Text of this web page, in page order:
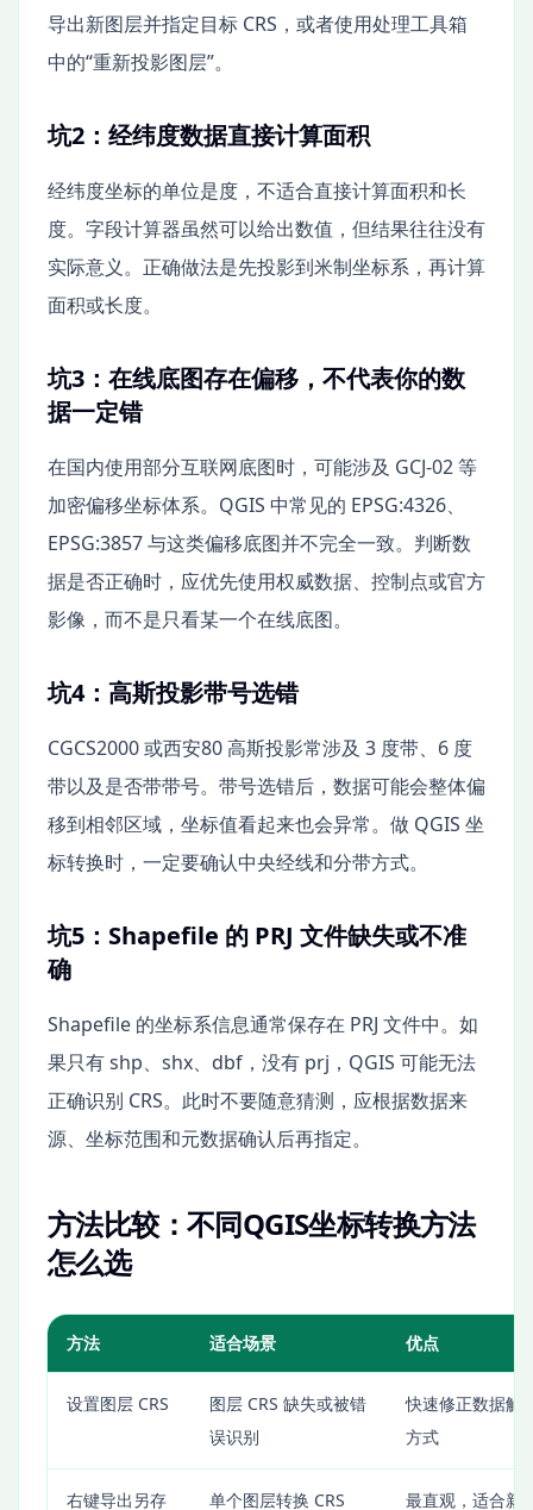
导出新图层并指定目标 CRS，或者使用处理工具箱
中的“重新投影图层”。
坑2：经纬度数据直接计算面积
经纬度坐标的单位是度，不适合直接计算面积和长
度。字段计算器虽然可以给出数值，但结果往往没有
实际意义。正确做法是先投影到米制坐标系，再计算
面积或长度。
坑3：在线底图存在偏移，不代表你的数
据一定错
在国内使用部分互联网底图时，可能涉及 GCJ-02 等
加密偏移坐标体系。QGIS 中常见的 EPSG:4326、
EPSG:3857 与这类偏移底图并不完全一致。判断数
据是否正确时，应优先使用权威数据、控制点或官方
影像，而不是只看某一个在线底图。
坑4：高斯投影带号选错
CGCS2000 或西安80 高斯投影常涉及 3 度带、6 度
带以及是否带带号。带号选错后，数据可能会整体偏
移到相邻区域，坐标值看起来也会异常。做 QGIS 坐
标转换时，一定要确认中央经线和分带方式。
坑5：Shapefile 的 PRJ 文件缺失或不准
确
Shapefile 的坐标系信息通常保存在 PRJ 文件中。如
果只有 shp、shx、dbf，没有 prj，QGIS 可能无法
正确识别 CRS。此时不要随意猜测，应根据数据来
源、坐标范围和元数据确认后再指定。
方法比较：不同QGIS坐标转换方法
怎么选
方法 适合场景 优点
设置图层 CRS
图层 CRS 缺失或被错
误识别
快速修正数据解
方式
右键导出另存 单个图层转换 CRS 最直观，适合新